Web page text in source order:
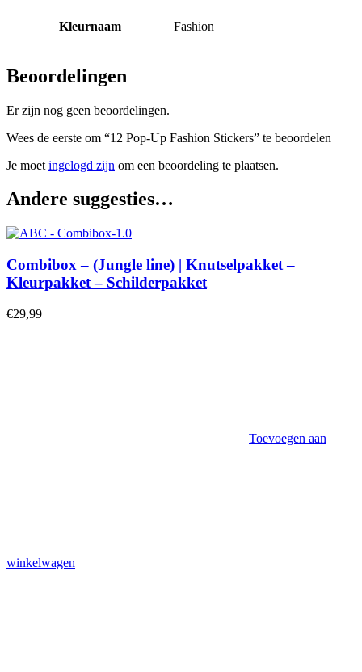
Kleurnaam Fashion
Beoordelingen
Er zijn nog geen beoordelingen.
Wees de eerste om “12 Pop-Up Fashion Stickers” te beoordelen
Je moet ingelogd zijn om een beoordeling te plaatsen.
Andere suggesties…
Combibox – (Jungle line) | Knutselpakket –
Kleurpakket – Schilderpakket
€29,99
Toevoegen aan
winkelwagen